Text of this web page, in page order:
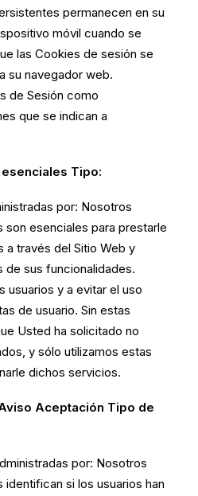
permanecen en su
móvil cuando se
las Cookies de sesión se
su navegador web.
de Sesión como
que se indican a
Tipo:
por: Nosotros
son esenciales para prestarle
a través del Sitio Web y
de sus funcionalidades.
usuarios y a evitar el uso
de usuario. Sin estas
Usted ha solicitado no
y sólo utilizamos estas
dichos servicios.
Aceptación Tipo de
por: Nosotros
identifican si los usuarios han